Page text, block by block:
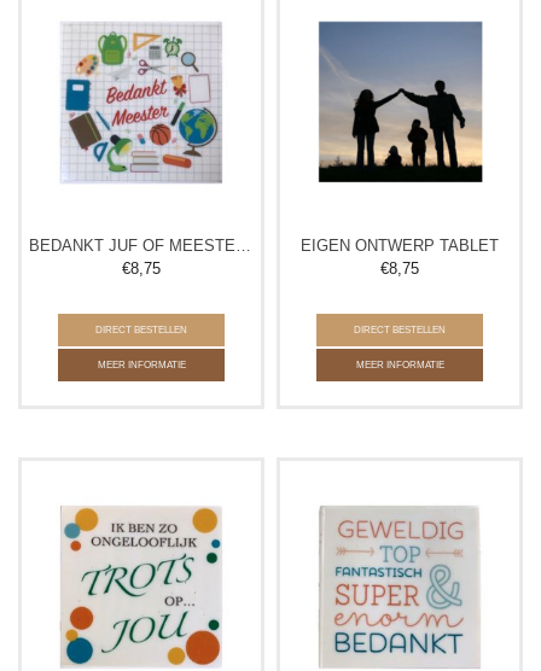
BEDANKT JUF OF MEESTER TABLET
€8,75
DIRECT BESTELLEN
MEER INFORMATIE
EIGEN ONTWERP TABLET
€8,75
DIRECT BESTELLEN
MEER INFORMATIE